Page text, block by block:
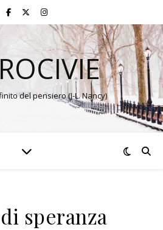
del pensiero (J-L. Nancy)
speranza